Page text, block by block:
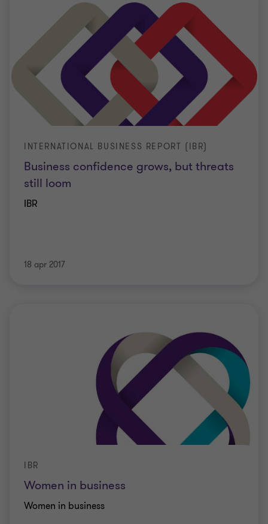
Business confidence grows, but threats
still loom
INTERNATIONAL BUSINESS REPORT (IBR)
IBR
18 apr 2017
Women in business
IBR
Women in business